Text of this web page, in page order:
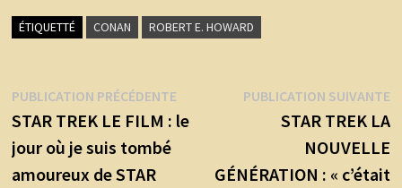
ÉTIQUETTÉ CONAN ROBERT E. HOWARD
Navigation
de
l’article
PUBLICATION PRÉCÉDENTEPublication
précédente :
STAR TREK LE FILM : le
jour où je suis tombé
amoureux de STAR
PUBLICATION SUIVANTE
STAR TREK LA
NOUVELLE
GÉNÉRATION : « c’était